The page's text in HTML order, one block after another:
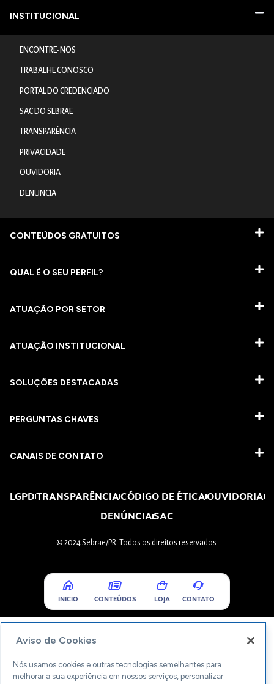
INSTITUCIONAL
ENCONTRE-NOS
TRABALHE CONOSCO
PORTAL DO CREDENCIADO
SAC DO SEBRAE
TRANSPARÊNCIA
PRIVACIDADE
OUVIDORIA
DENUNCIA
CONTEÚDOS GRATUITOS
QUAL É O SEU PERFIL?
ATUAÇÃO POR SETOR
ATUAÇÃO INSTITUCIONAL
SOLUÇÕES DESTACADAS
PERGUNTAS CHAVES​
CANAIS DE CONTATO
LGPDTRANSPARÊNCIACÓDIGO DE ÉTICAOUVIDORIA
DENÚNCIASAC
© 2024 Sebrae/PR. Todos os direitos reservados.
INICIO CONTEÚDOS LOJA CONTATO
Aviso de Cookies
Nós usamos cookies e outras tecnologias semelhantes para
melhorar a sua experiência em nossos serviços, personalizar